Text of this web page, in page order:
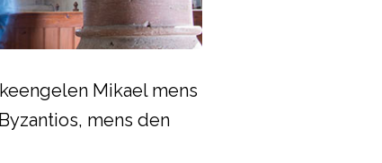
Mikael mens
mens den